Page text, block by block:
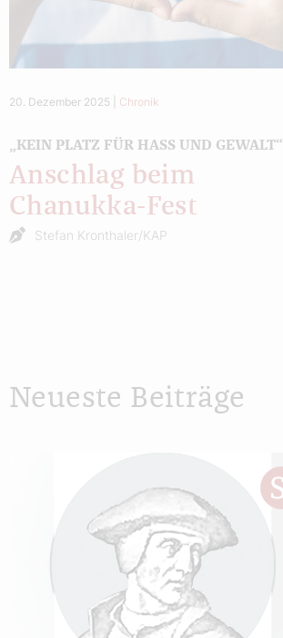
20. Dezember 2025 Chronik
„KEIN PLATZ FÜR HASS UND GEWALT“
Anschlag beim
Chanukka-Fest
Stefan Kronthaler/KAP
Neueste Beiträge